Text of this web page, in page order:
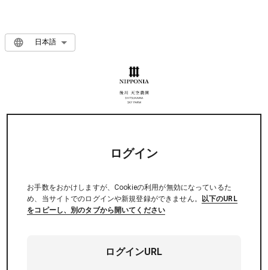
日本語
ログイン
お手数をおかけしますが、Cookieの利用が無効になっているた
め、当サイトでのログインや新規登録ができません。 以下のURL
をコピーし、別のタブから開いてください
ログインURL